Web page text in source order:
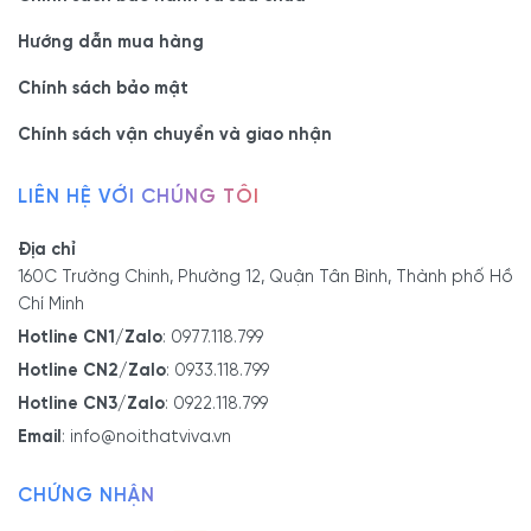
Vách kính cường lực
Ngoài ra, còn có một số loại khác như:
Vách ngăn kính điện đổi màu
Vách kính ngăn phòng có khả năng phản quang
Hướng dẫn mua hàng
Chính sách bảo mật
Chính sách vận chuyển và giao nhận
LIÊN HỆ VỚI CHÚNG TÔI
Địa chỉ
160C Trường Chinh, Phường 12, Quận Tân Bình, Thành phố Hồ
Chí Minh
Hotline CN1/Zalo: 0977.118.799
Hotline CN2/Zalo: 0933.118.799
Hotline CN3/Zalo: 0922.118.799
Email: info@noithatviva.vn
CHỨNG NHẬN